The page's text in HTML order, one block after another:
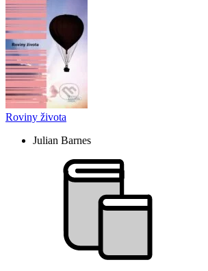
Roviny života
Julian Barnes